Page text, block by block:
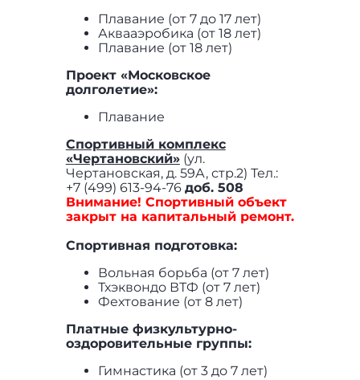
Плавание (от 7 до 17 лет)
Аквааэробика (от 18 лет)
Плавание (от 18 лет)
Проект «Московское
долголетие»:
Плавание
Спортивный комплекс
«Чертановский»(ул.
Чертановская, д. 59А, стр.2) Тел.:
+7 (499) 613-94-76 доб. 508
Внимание! Спортивный объект
закрыт на капитальный ремонт.
Спортивная подготовка:
Вольная борьба (от 7 лет)
Тхэквондо ВТФ (от 7 лет)
Фехтование (от 8 лет)
Платные физкультурно-
оздоровительные группы:
Гимнастика (от 3 до 7 лет)